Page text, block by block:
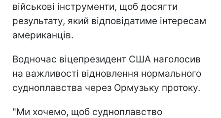
військові інструменти, щоб досягти
результату, який відповідатиме інтересам
американців.
Водночас віцепрезидент США наголосив
на важливості відновлення нормального
судноплавства через Ормузьку протоку.
"Ми хочемо, щоб судноплавство